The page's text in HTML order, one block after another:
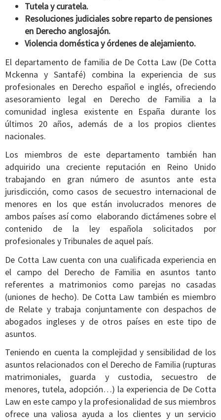
Tutela y curatela.
Resoluciones judiciales sobre reparto de pensiones
en Derecho anglosajón.
Violencia doméstica y órdenes de alejamiento.
El departamento de familia de De Cotta Law (De Cotta
Mckenna y Santafé) combina la experiencia de sus
profesionales en Derecho español e inglés, ofreciendo
asesoramiento legal en Derecho de Familia a la
comunidad inglesa existente en España durante los
últimos 20 años, además de a los propios clientes
nacionales.
Los miembros de este departamento también han
adquirido una creciente reputación en Reino Unido
trabajando en gran número de asuntos ante esta
jurisdicción, como casos de secuestro internacional de
menores en los que están involucrados menores de
ambos países así como elaborando dictámenes sobre el
contenido de la ley española solicitados por
profesionales y Tribunales de aquel país.
De Cotta Law cuenta con una cualificada experiencia en
el campo del Derecho de Familia en asuntos tanto
referentes a matrimonios como parejas no casadas
(uniones de hecho). De Cotta Law también es miembro
de Relate y trabaja conjuntamente con despachos de
abogados ingleses y de otros países en este tipo de
asuntos.
Teniendo en cuenta la complejidad y sensibilidad de los
asuntos relacionados con el Derecho de Familia (rupturas
matrimoniales, guarda y custodia, secuestro de
menores, tutela, adopción…) la experiencia de De Cotta
Law en este campo y la profesionalidad de sus miembros
ofrece una valiosa ayuda a los clientes y un servicio